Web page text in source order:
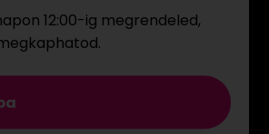
12:00-ig megrendeled,